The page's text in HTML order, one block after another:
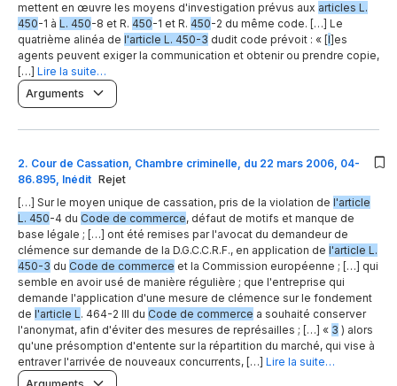
mettent en œuvre les moyens d'investigation prévus aux articles L.
450-1 à L. 450-8 et R. 450-1 et R. 450-2 du même code. […] Le
quatrième alinéa de l'article L. 450-3 dudit code prévoit : « [l]es
agents peuvent exiger la communication et obtenir ou prendre copie,
[…] Lire la suite…
Arguments
2. Cour de Cassation, Chambre criminelle, du 22 mars 2006, 04-
86.895, Inédit Rejet
[…] Sur le moyen unique de cassation, pris de la violation de l'article
L. 450-4 du Code de commerce, défaut de motifs et manque de
base légale ; […] ont été remises par l'avocat du demandeur de
clémence sur demande de la D.G.C.C.R.F., en application de l'article L.
450-3 du Code de commerce et la Commission européenne ; […] qui
semble en avoir usé de manière régulière ; que l'entreprise qui
demande l'application d'une mesure de clémence sur le fondement
de l'article L . 464-2 III du Code de commerce a souhaité conserver
l'anonymat, afin d'éviter des mesures de représailles ; […] « 3 ) alors
qu'une présomption d'entente sur la répartition du marché, qui vise à
entraver l'arrivée de nouveaux concurrents, […] Lire la suite…